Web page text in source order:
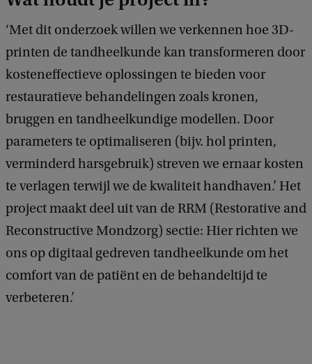
‘Met dit onderzoek willen we verkennen hoe 3D-
printen de tandheelkunde kan transformeren door
kosteneffectieve oplossingen te bieden voor
restauratieve behandelingen zoals kronen,
bruggen en tandheelkundige modellen. Door
parameters te optimaliseren (bijv. hol printen,
verminderd harsgebruik) streven we ernaar kosten
te verlagen terwijl we de kwaliteit handhaven.’ Het
project maakt deel uit van de RRM (Restorative and
Reconstructive Mondzorg) sectie: Hier richten we
ons op digitaal gedreven tandheelkunde om het
comfort van de patiënt en de behandeltijd te
verbeteren.’